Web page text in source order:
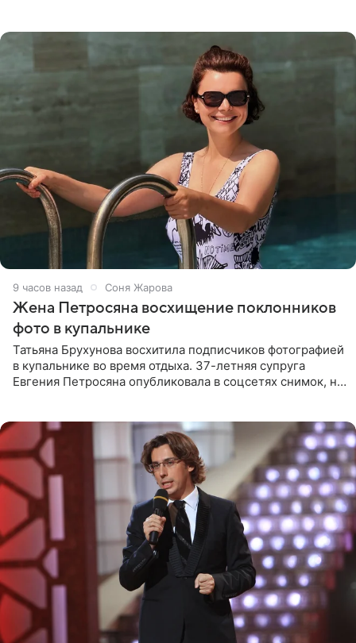
9 часов назад Соня Жарова
Жена Петросяна восхищение поклонников
фото в купальнике
Татьяна Брухунова восхитила подписчиков фотографией
в купальнике во время отдыха. 37-летняя супруга
Евгения Петросяна опубликовала в соцсетях снимок, на